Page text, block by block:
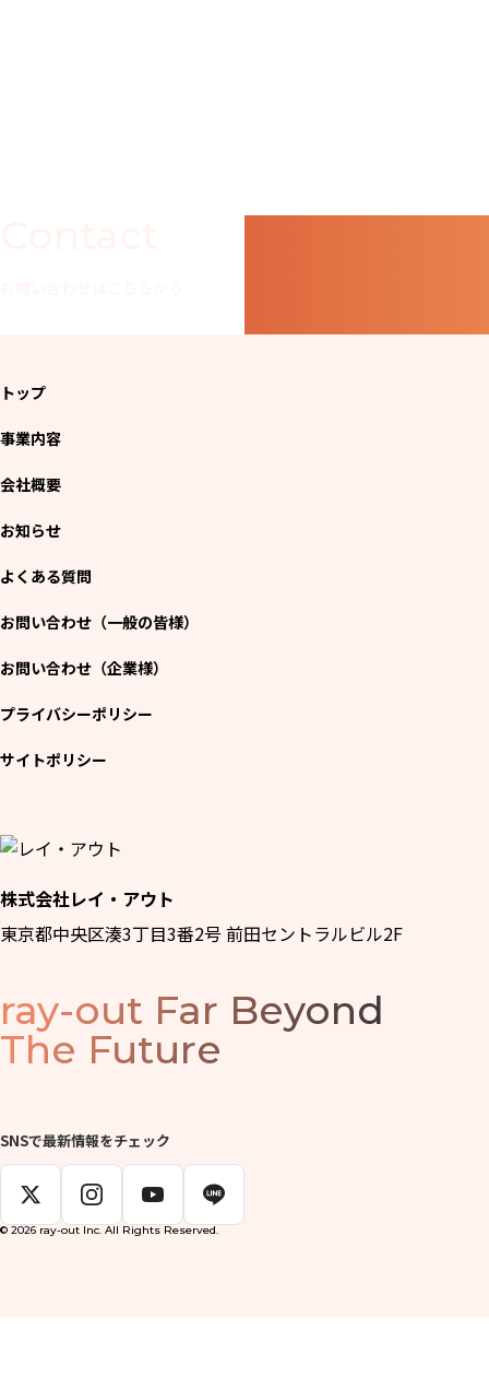
株式会社レイ・アウト
東京都中央区湊3丁目3番2号 前田セントラルビル2F
トップ
事業内容
会社概要
お知らせ
よくある質問
お問い合わせ（一般の皆様）
お問い合わせ（企業様）
プライバシーポリシー
サイトポリシー
ray-out Far Beyond
The Future
SNSで最新情報をチェック
© 2026 ray-out Inc. All Rights Reserved.